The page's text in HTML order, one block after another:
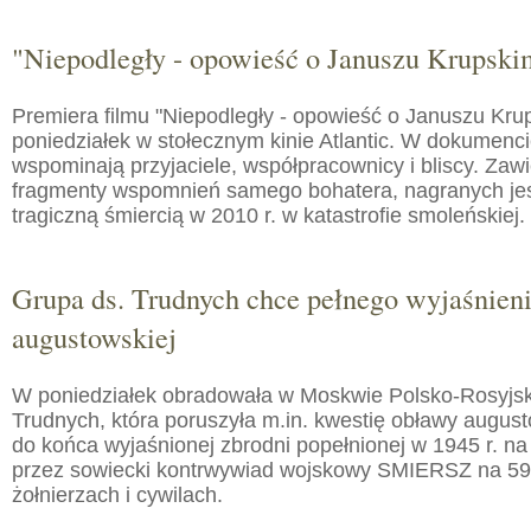
"Niepodległy - opowieść o Januszu
Premiera filmu "Niepodległy - opowieść o Januszu
poniedziałek w stołecznym kinie Atlantic. W
wspominają przyjaciele, współpracownicy i bliscy.
fragmenty wspomnień samego bohatera, nagranych
tragiczną śmiercią w 2010 r. w katastrofie smoleńskiej.
Grupa ds. Trudnych chce pełnego
augustowskiej
W poniedziałek obradowała w Moskwie Polsko-
Trudnych, która poruszyła m.in. kwestię obławy
do końca wyjaśnionej zbrodni popełnionej w 1945 r.
przez sowiecki kontrwywiad wojskowy SMIERSZ na
żołnierzach i cywilach.